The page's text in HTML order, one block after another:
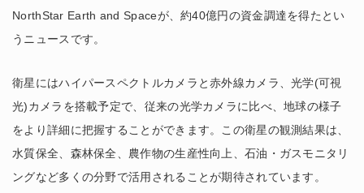
NorthStar Earth and Spaceが、約40億円の資金調達を得たとい
うニュースです。
衛星にはハイパースペクトルカメラと赤外線カメラ、光学(可視
光)カメラを搭載予定で、従来の光学カメラに比べ、地球の様子
をより詳細に把握することができます。この衛星の観測結果は、
水質保全、森林保全、農作物の生産性向上、石油・ガスモニタリ
ングなど多くの分野で活用されることが期待されています。